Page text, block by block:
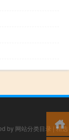
by 网站分类目录 |精选